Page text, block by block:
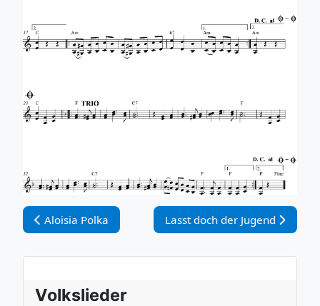
Vorheriger Beitrag: Aloisia Polka
Aloisia Polka Nächster Beitrag: Lasst doch
Lasst doch der Jugend
Volkslieder